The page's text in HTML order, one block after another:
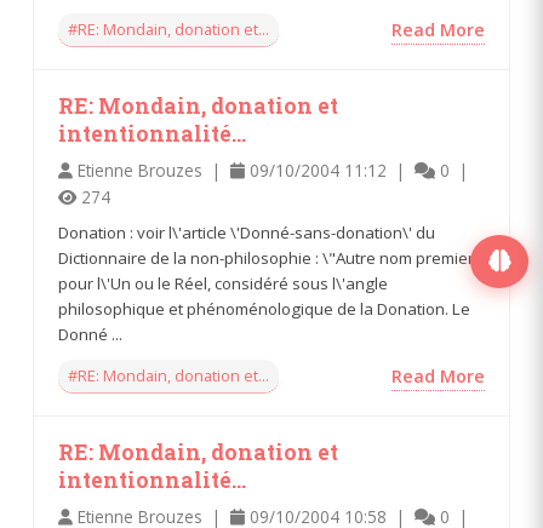
#RE: Mondain, donation et...
Read More
RE: Mondain, donation et
intentionnalité...
Etienne Brouzes | 09/10/2004 11:12 |
0 |
274
Donation : voir l\'article \'Donné-sans-donation\' du
Dictionnaire de la non-philosophie : \"Autre nom premier
pour l\'Un ou le Réel, considéré sous l\'angle
philosophique et phénoménologique de la Donation. Le
Donné ...
#RE: Mondain, donation et...
Read More
RE: Mondain, donation et
intentionnalité...
Etienne Brouzes | 09/10/2004 10:58 |
0 |